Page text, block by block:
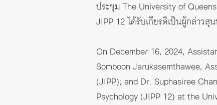
ประชุม The University of
JIPP 12 ได้รับเกียรติเป็นผู้กล่าว
On December 16, 2024,
Somboon Jarukasemthawee,
(JIPP); and Dr. Suphasiree
Psychology (JIPP 12) at the